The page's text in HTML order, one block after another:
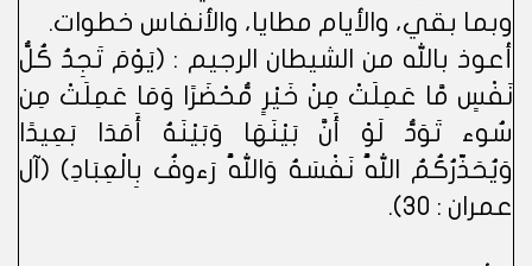
وبما بقي، والأيام مطايا، والأنفاس خطوات.
أعوذ بالله من الشيطان الرجيم : (يَوْمَ تَجِدُ كُلُّ
نَفْسٍ مَّا عَمِلَتْ مِنْ خَيْرٍ مُّحْضَرًا وَمَا عَمِلَتْ مِن
سُوء تَوَدُّ لَوْ أَنَّ بَيْنَهَا وَبَيْنَهُ أَمَدَا بَعِيدًا
وَيُحَذّرُكُمُ اللَّهُ نَفْسَهُ وَاللَّهُ رَءوفُ بِالْعِبَادِ) (آل
عمران : 30).